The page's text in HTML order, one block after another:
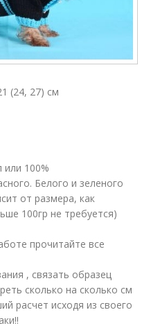
(24, 27) см
или 100%
Белого и зеленого
от размера, как
100гр не требуется)
прочитайте все
, связать образец
сколько на сколько см
расчет исходя из своего